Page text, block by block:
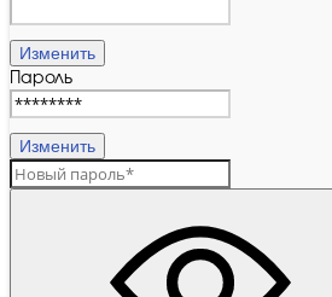
Изменить
Пароль
Изменить